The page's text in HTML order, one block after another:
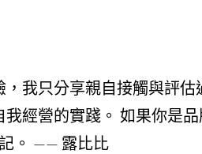
我只分享親自接觸與評估
經營的實踐。 如果你是
。 —— 露比比